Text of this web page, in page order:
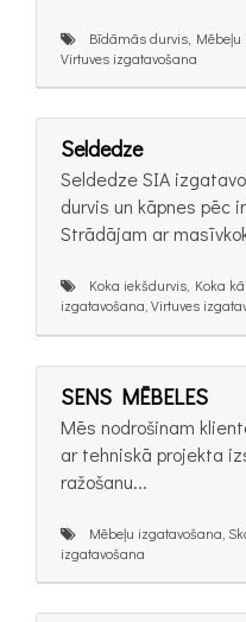
Bīdāmās durvis, Mēbeļu
Virtuves izgatavošana
Seldedze
Seldedze SIA
durvis un kāpnes pēc
Strādājam ar
Koka iekšdurvis, Koka
izgatavošana, Virtuves
SENS MĒBELES
Mēs nodrošinam
ar tehniskā projekta
ražošanu...
Mēbeļu izgatavošana,
izgatavošana